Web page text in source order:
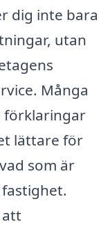
dig inte bara
utan
Många
förklaringar
lättare för
som är